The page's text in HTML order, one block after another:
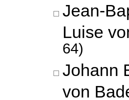
Jean-
Luise
64)
Johann
von